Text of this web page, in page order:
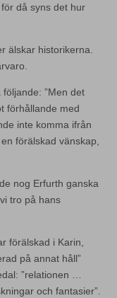
då syns det hur
älskar historikerna.
”Men det
förhållande med
inte komma ifrån
förälskad vänskap,
nog Erfurth ganska
tro på hans
förälskad i Karin,
på annat håll”
”relationen …
och fantasier”.